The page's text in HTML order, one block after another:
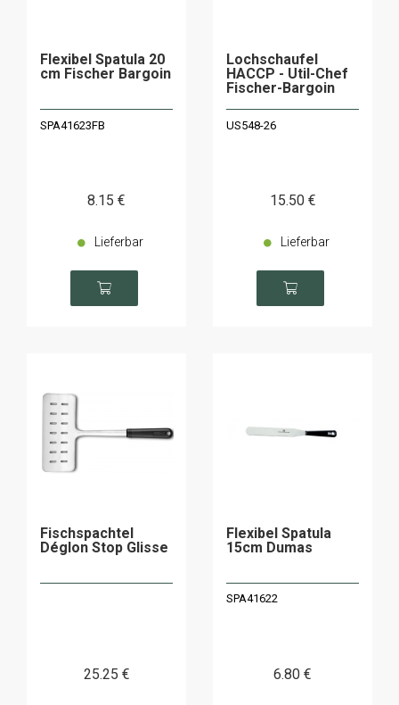
Flexibel Spatula 20
cm Fischer Bargoin
SPA41623FB
8.15 €
Lieferbar
Lochschaufel
HACCP - Util-Chef
Fischer-Bargoin
US548-26
15.50 €
Lieferbar
Fischspachtel
Déglon Stop Glisse
25.25 €
Flexibel Spatula
15cm Dumas
SPA41622
6.80 €